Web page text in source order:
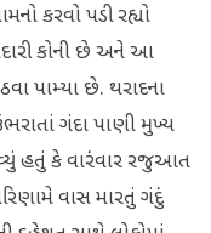
કરવો પડી રહ્યો
કોની છે અને આ
પામ્યા છે. થરાદના
ગંદા પાણી મુખ્ય
હતું કે વારંવાર રજુઆત
વાસ મારતું ગંદું